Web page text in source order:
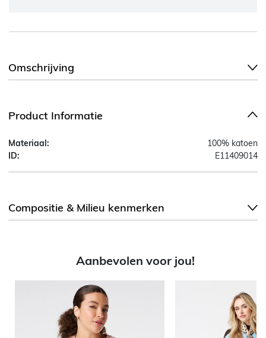
Omschrijving
Product Informatie
Materiaal:
100% katoen
ID:
E11409014
Compositie & Milieu kenmerken
Aanbevolen voor jou!